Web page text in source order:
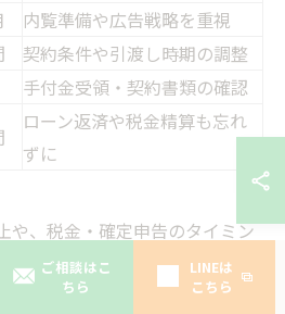
内覧準備や広告戦略を重視
契約条件や引渡し時期の調整
手付金受領・契約書類の確認
ローン返済や税金精算も忘れ
ずに
や、税金・確定申告のタイミン
いきましょう。
ご相談はこ
ちら
LINEは
こちら